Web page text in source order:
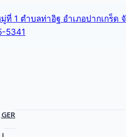
ที่ 1 ตำบลท่าอิฐ อำเภอปากเกร็ด
5341